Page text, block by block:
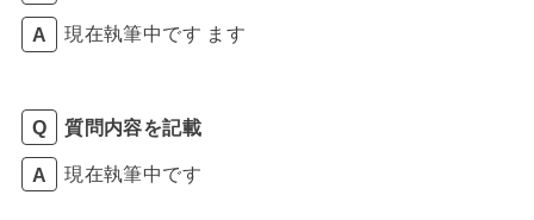
現在執筆中です ます
質問内容を記載
現在執筆中です